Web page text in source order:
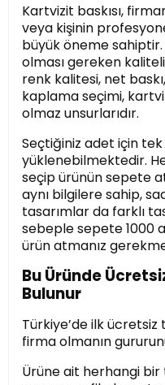
Kartvizit baskısı,
veya kişinin
büyük öneme
olması gereken
renk kalitesi, net
kaplama seçimi,
olmaz unsurlarıdır.
Seçtiğiniz adet için
yüklenebilmektedir.
seçip ürünün sepete
aynı bilgilere sahip,
tasarımlar da farklı
sebeple sepete 1000
ürün atmanız
Bu Üründe
Bulunur
Türkiye’de ilk
firma olmanın
Ürüne ait herhangi bir